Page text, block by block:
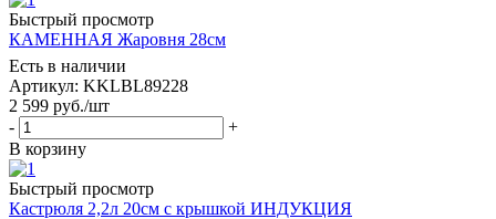
Быстрый просмотр
КАМЕННАЯ Жаровня 28см
Есть в наличии
Артикул: KKLBL89228
2 599 руб./шт
-
+
В корзину
Быстрый просмотр
Кастрюля 2,2л 20см с крышкой ИНДУКЦИЯ